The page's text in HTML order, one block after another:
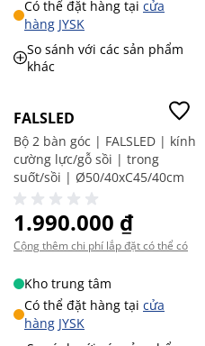
Có thể đặt hàng tại cửa
hàng JYSK
So sánh với các sản phẩm
khác
FALSLED
Bộ 2 bàn góc | FALSLED | kính
cường lực/gỗ sồi | trong
suốt/sồi | Ø50/40xC45/40cm
1.990.000 ₫
Cộng thêm chi phí lắp đặt có thể có
Kho trung tâm
Có thể đặt hàng tại cửa
hàng JYSK